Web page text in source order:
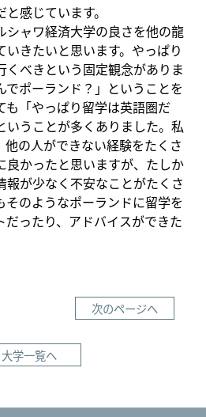
感じています。
シャワ経済大学の良さを他の龍
きたいと思います。やっぱり
べきという固定観念がありま
でポーランド？」ということを
も「やっぱり留学は英語圏だ
いうことが多くありました。私
の人ができない経験をたくさ
良かったと思いますが、たしか
報が少なく不安なことがたくさ
そのようなポーランドに留学を
ったり、アドバイスができた
次のページへ
大学一覧へ